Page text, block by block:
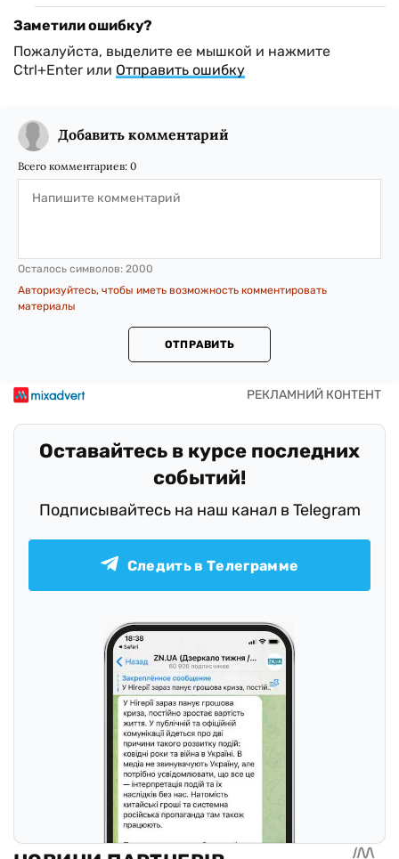
Заметили ошибку?
Пожалуйста, выделите ее мышкой и нажмите
Ctrl+Enter или Отправить ошибку
Добавить комментарий
Всего комментариев: 0
Осталось символов: 2000
Авторизуйтесь, чтобы иметь возможность комментировать
материалы
ОТПРАВИТЬ
Оставайтесь в курсе последних
событий!
Подписывайтесь на наш канал в Telegram
Следить в Телеграмме